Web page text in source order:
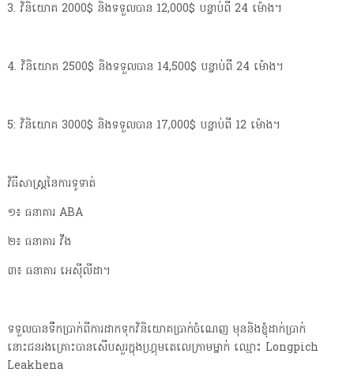
3. វិនិយោគ 2000$ និងទទួលបាន 12,000$ បន្ទាប់ពី 24 ម៉ោង។
4. វិនិយោគ 2500$ និងទទួលបាន 14,500$ បន្ទាប់ពី 24 ម៉ោង។
5: វិនិយោគ 3000$ និងទទួលបាន 17,000$ បន្ទាប់ពី 12 ម៉ោង។
វិធីសាស្រ្តនៃការទូទាត់
១៖ ធនាគារ ABA
២៖ ធនាគារ វីង
៣៖ ធនាគារ អេស៊ីលីដា។
ទទួលបានទឹកប្រាក់ពីការដាកទុកវិនិយោគប្រាក់ចំណេញ មុននិងខ្ញុំដាក់ប្រាក់
នោះជនរងគ្រោះបានសើបសួរក្នុងហ្គ្រុមតេលេក្រាមម្នាក់ ឈ្មោះ Longpich
Leakhena